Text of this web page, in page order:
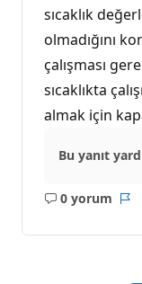
sıcaklık
olmadığını
çalışması
sıcaklıkta
almak için
Bu yanıt
0 yorum
Açıklama